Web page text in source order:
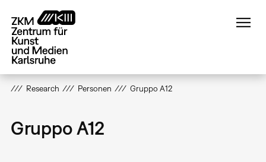
zum
Inhalt
Research Personen Gruppo A12
Gruppo A12